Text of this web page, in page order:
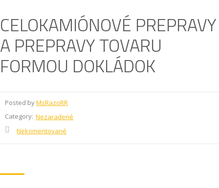
CELOKAMIÓNOVÉ PREPRAVY
A PREPRAVY TOVARU
FORMOU DOKLÁDOK
Posted byMsRazoRR
Category: Nezaradené
Nekomentované